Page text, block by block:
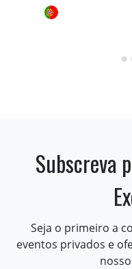
Subscreva
Seja o primeiro a
eventos privados e